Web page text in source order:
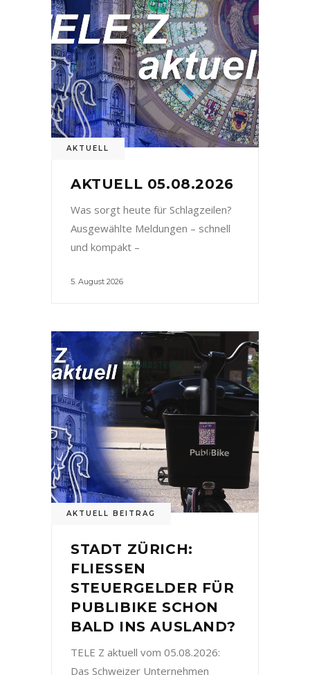
AKTUELL
AKTUELL 05.08.2026
Was sorgt heute für Schlagzeilen?
Ausgewählte Meldungen – schnell
und kompakt –
5. August 2026
AKTUELL BEITRAG
STADT ZÜRICH:
FLIESSEN
STEUERGELDER FÜR
PUBLIBIKE SCHON
BALD INS AUSLAND?
TELE Z aktuell vom 05.08.2026:
Das Schweizer Unternehmen